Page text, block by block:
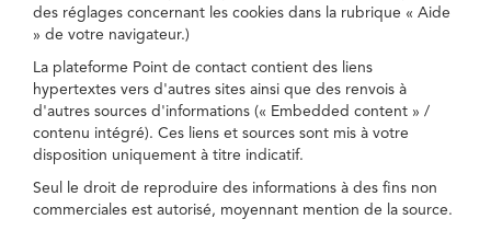
des réglages concernant les cookies dans la rubrique « Aide
» de votre navigateur.)
La plateforme Point de contact contient des liens
hypertextes vers d'autres sites ainsi que des renvois à
d'autres sources d'informations (« Embedded content » /
contenu intégré). Ces liens et sources sont mis à votre
disposition uniquement à titre indicatif.
Seul le droit de reproduire des informations à des fins non
commerciales est autorisé, moyennant mention de la source.